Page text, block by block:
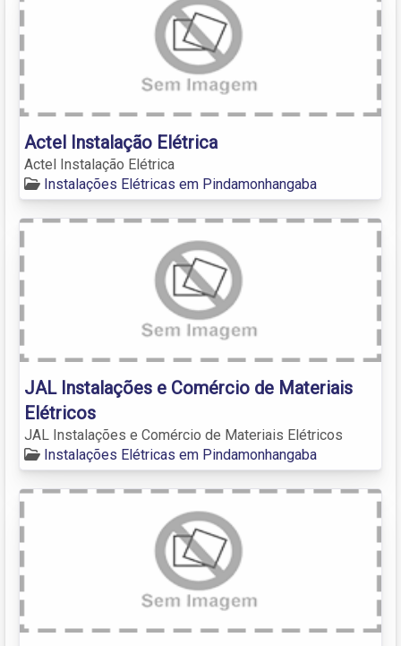
Actel Instalação Elétrica
Actel Instalação Elétrica
Instalações Elétricas em Pindamonhangaba
JAL Instalações e Comércio de Materiais
Elétricos
JAL Instalações e Comércio de Materiais Elétricos
Instalações Elétricas em Pindamonhangaba